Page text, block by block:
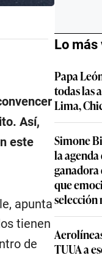
Así,
este
apunta
tienen
de
Lo más
Papa
todas las
Lima,
Simone
la
que
selección
TUUA a